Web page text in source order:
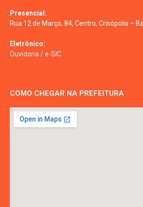
Presencial:
Rua 12 de Março, 84, Centro, Crisópolis –
Eletrônico:
Ouvidoria /e-SIC
COMO CHEGAR NA PREFEITURA